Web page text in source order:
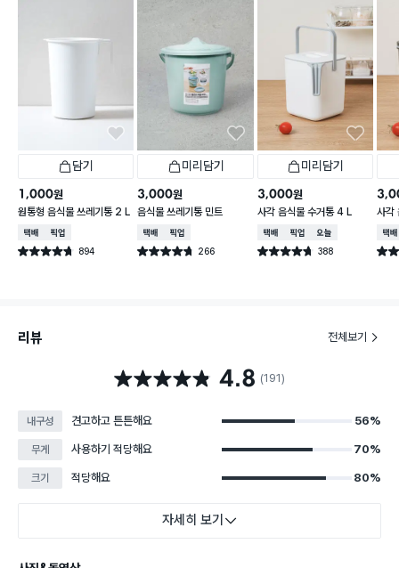
담기
1,000원
원통형 음식물 쓰레기통 2 L
택배배송매장픽업
별점 4.7점 894
건 작성
일시품절
미리담기
3,000원
음식물 쓰레기통 민트
택배배송매장픽업
별점 4.7점 266
건 작성
일시품절
미리담기
3,000원
사각 음식물 수거통 4 L
택배배송매장픽업오늘배송
별점 4.7점 388
건 작성
사각
택배
별점
리뷰 전체보기
별점 4.8점 4.8 (191)
내구성 견고하고 튼튼해요 56%
무게 사용하기 적당해요 70%
크기 적당해요 80%
자세히 보기